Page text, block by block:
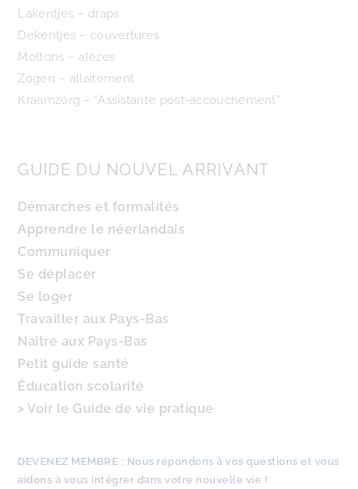
Lakentjes – draps
Dekentjes – couvertures
Moltons – alèzes
Zogen – allaitement
Kraamzorg – “Assistante post-accouchement”
GUIDE DU NOUVEL ARRIVANT
Démarches et formalités
Apprendre le néerlandais
Communiquer
Se déplacer
Se loger
Travailler aux Pays-Bas
Naître aux Pays-Bas
Petit guide santé
Éducation scolarité
> Voir le Guide de vie pratique
DEVENEZ MEMBRE : Nous répondons à vos questions et vous
aidons à vous intégrer dans votre nouvelle vie !